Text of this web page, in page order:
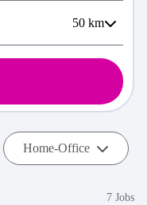
50 km
Home-Office
7 Jobs